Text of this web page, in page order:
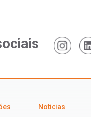
Noticias